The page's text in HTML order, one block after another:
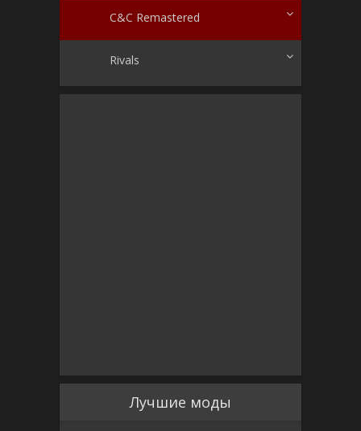
C&C Remastered
Rivals
Лучшие моды